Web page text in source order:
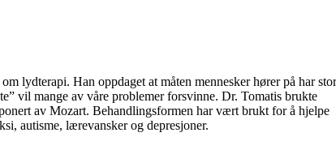
lydterapi. Han oppdaget at måten mennesker hører på har stor
vil mange av våre problemer forsvinne. Dr. Tomatis brukte
av Mozart. Behandlingsformen har vært brukt for å hjelpe
autisme, lærevansker og depresjoner.